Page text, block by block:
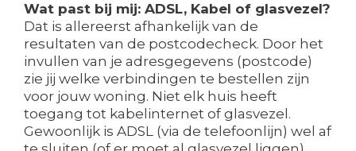
Wat past bij mij: ADSL, Kabel of glasvezel?
Dat is allereerst afhankelijk van de
resultaten van de postcodecheck. Door het
invullen van je adresgegevens (postcode)
zie jij welke verbindingen te bestellen zijn
voor jouw woning. Niet elk huis heeft
toegang tot kabelinternet of glasvezel.
Gewoonlijk is ADSL (via de telefoonlijn) wel af